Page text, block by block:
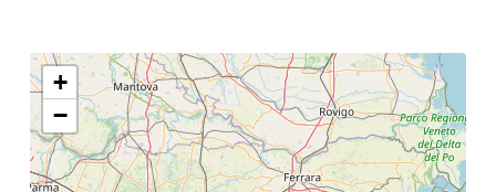
+
−